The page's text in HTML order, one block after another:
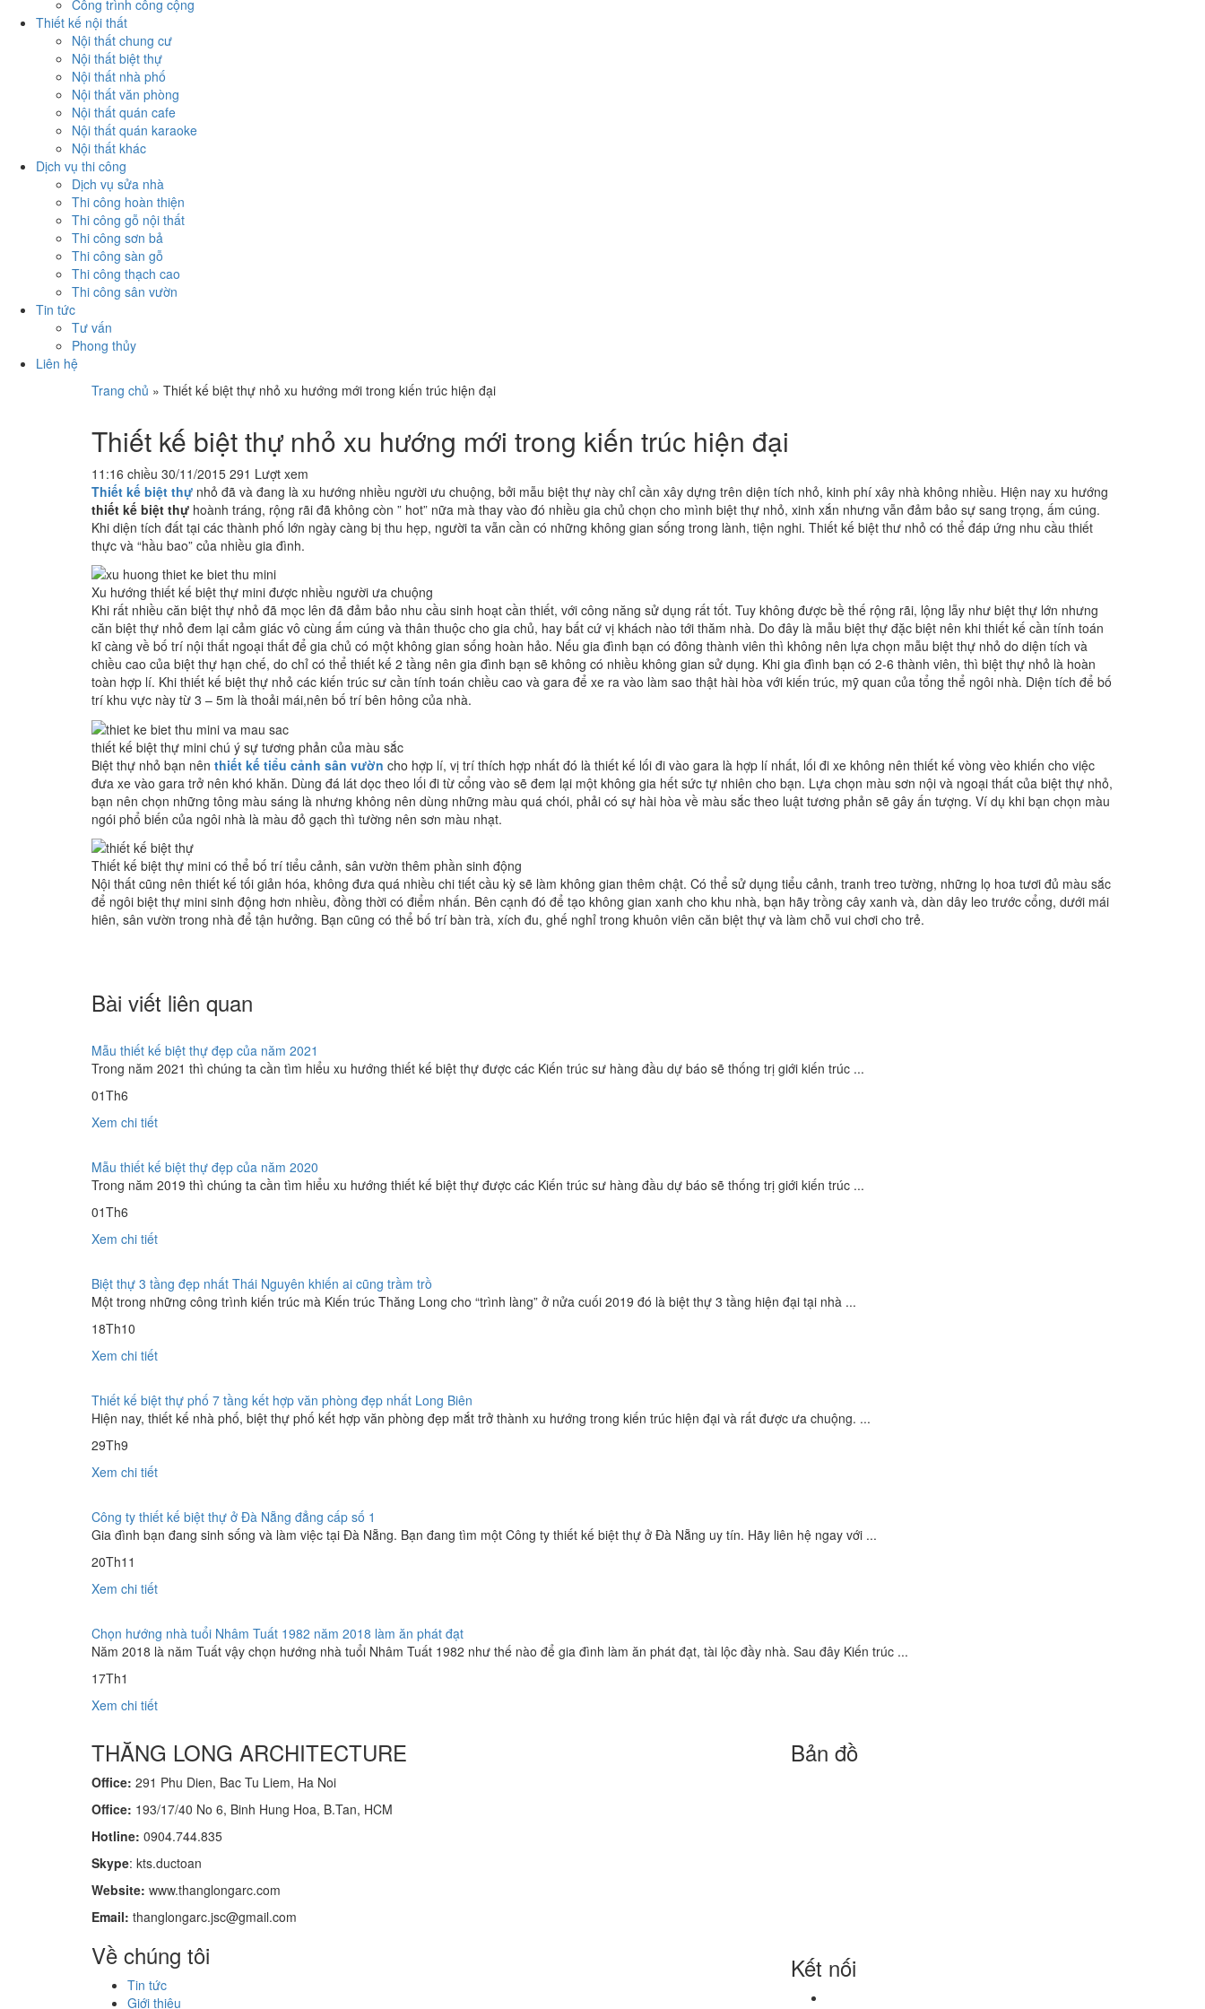
Công trình công cộng
Thiết kế nội thất
Nội thất chung cư
Nội thất biệt thự
Nội thất nhà phố
Nội thất văn phòng
Nội thất quán cafe
Nội thất quán karaoke
Nội thất khác
Dịch vụ thi công
Dịch vụ sửa nhà
Thi công hoàn thiện
Thi công gỗ nội thất
Thi công sơn bả
Thi công sàn gỗ
Thi công thạch cao
Thi công sân vườn
Tin tức
Tư vấn
Phong thủy
Liên hệ
Trang chủ » Thiết kế biệt thự nhỏ xu hướng mới trong kiến trúc hiện đại
Thiết kế biệt thự nhỏ xu hướng mới trong kiến trúc hiện đại
11:16 chiều 30/11/2015 291 Lượt xem
Thiết kế biệt thự nhỏ đã và đang là xu hướng nhiều người ưu chuộng, bởi mẫu biệt thự này chỉ cần xây dựng trên diện tích nhỏ, kinh phí xây nhà không nhiều. Hiện nay xu hướng
thiết kế biệt thự hoành tráng, rộng rãi đã không còn ” hot” nữa mà thay vào đó nhiều gia chủ chọn cho mình biệt thự nhỏ, xinh xắn nhưng vẫn đảm bảo sự sang trọng, ấm cúng.
Khi diện tích đất tại các thành phố lớn ngày càng bị thu hẹp, người ta vẫn cần có những không gian sống trong lành, tiện nghi. Thiết kế biệt thư nhỏ có thể đáp ứng nhu cầu thiết
thực và “hầu bao” của nhiều gia đình.
Xu hướng thiết kế biệt thự mini được nhiều người ưa chuộng
Khi rất nhiều căn biệt thự nhỏ đã mọc lên đã đảm bảo nhu cầu sinh hoạt cần thiết, với công năng sử dụng rất tốt. Tuy không được bề thế rộng rãi, lộng lẫy như biệt thự lớn nhưng
căn biệt thự nhỏ đem lại cảm giác vô cùng ấm cúng và thân thuộc cho gia chủ, hay bất cứ vị khách nào tới thăm nhà. Do đây là mẫu biệt thự đặc biệt nên khi thiết kế cần tính toán
kĩ càng về bố trí nội thất ngoại thất để gia chủ có một không gian sống hoàn hảo. Nếu gia đình bạn có đông thành viên thì không nên lựa chọn mẫu biệt thự nhỏ do diện tích và
chiều cao của biệt thự hạn chế, do chỉ có thể thiết kế 2 tầng nên gia đình bạn sẽ không có nhiều không gian sử dụng. Khi gia đình bạn có 2-6 thành viên, thì biệt thự nhỏ là hoàn
toàn hợp lí. Khi thiết kế biệt thự nhỏ các kiến trúc sư cần tính toán chiều cao và gara để xe ra vào làm sao thật hài hòa với kiến trúc, mỹ quan của tổng thể ngôi nhà. Diện tích để bố
trí khu vực này từ 3 – 5m là thoải mái,nên bố trí bên hông của nhà.
thiết kế biệt thự mini chú ý sự tương phản của màu sắc
Biệt thự nhỏ bạn nên thiết kế tiểu cảnh sân vườn cho hợp lí, vị trí thích hợp nhất đó là thiết kế lối đi vào gara là hợp lí nhất, lối đi xe không nên thiết kế vòng vèo khiến cho việc
đưa xe vào gara trở nên khó khăn. Dùng đá lát dọc theo lối đi từ cổng vào sẽ đem lại một không gia hết sức tự nhiên cho bạn. Lựa chọn màu sơn nội và ngoại thất của biệt thự nhỏ,
bạn nên chọn những tông màu sáng là nhưng không nên dùng những màu quá chói, phải có sự hài hòa về màu sắc theo luật tương phản sẽ gây ấn tượng. Ví dụ khi bạn chọn màu
ngói phổ biến của ngôi nhà là màu đỏ gạch thì tường nên sơn màu nhạt.
Thiết kế biệt thự mini có thể bố trí tiểu cảnh, sân vườn thêm phần sinh động
Nội thất cũng nên thiết kế tối giản hóa, không đưa quá nhiều chi tiết cầu kỳ sẽ làm không gian thêm chật. Có thể sử dụng tiểu cảnh, tranh treo tường, những lọ hoa tươi đủ màu sắc
để ngôi biệt thự mini sinh động hơn nhiều, đồng thời có điểm nhấn. Bên cạnh đó để tạo không gian xanh cho khu nhà, bạn hãy trồng cây xanh và, dàn dây leo trước cổng, dưới mái
hiên, sân vườn trong nhà để tận hưởng. Bạn cũng có thể bố trí bàn trà, xích đu, ghế nghỉ trong khuôn viên căn biệt thự và làm chỗ vui chơi cho trẻ.
Bài viết liên quan
Mẫu thiết kế biệt thự đẹp của năm 2021
Trong năm 2021 thì chúng ta cần tìm hiểu xu hướng thiết kế biệt thự được các Kiến trúc sư hàng đầu dự báo sẽ thống trị giới kiến trúc ...
01Th6
Xem chi tiết
Mẫu thiết kế biệt thự đẹp của năm 2020
Trong năm 2019 thì chúng ta cần tìm hiểu xu hướng thiết kế biệt thự được các Kiến trúc sư hàng đầu dự báo sẽ thống trị giới kiến trúc ...
01Th6
Xem chi tiết
Biệt thự 3 tầng đẹp nhất Thái Nguyên khiến ai cũng trầm trồ
Một trong những công trình kiến trúc mà Kiến trúc Thăng Long cho “trình làng” ở nửa cuối 2019 đó là biệt thự 3 tầng hiện đại tại nhà ...
18Th10
Xem chi tiết
Thiết kế biệt thự phố 7 tầng kết hợp văn phòng đẹp nhất Long Biên
Hiện nay, thiết kế nhà phố, biệt thự phố kết hợp văn phòng đẹp mắt trở thành xu hướng trong kiến trúc hiện đại và rất được ưa chuộng. ...
29Th9
Xem chi tiết
Công ty thiết kế biệt thự ở Đà Nẵng đẳng cấp số 1
Gia đình bạn đang sinh sống và làm việc tại Đà Nẵng. Bạn đang tìm một Công ty thiết kế biệt thự ở Đà Nẵng uy tín. Hãy liên hệ ngay với ...
20Th11
Xem chi tiết
Chọn hướng nhà tuổi Nhâm Tuất 1982 năm 2018 làm ăn phát đạt
Năm 2018 là năm Tuất vậy chọn hướng nhà tuổi Nhâm Tuất 1982 như thế nào để gia đình làm ăn phát đạt, tài lộc đầy nhà. Sau đây Kiến trúc ...
17Th1
Xem chi tiết
THĂNG LONG ARCHITECTURE
Office: 291 Phu Dien, Bac Tu Liem, Ha Noi
Office: 193/17/40 No 6, Binh Hung Hoa, B.Tan, HCM
Hotline: 0904.744.835
Skype: kts.ductoan
Website: www.thanglongarc.com
Email: thanglongarc.jsc@gmail.com
Về chúng tôi
Tin tức
Giới thiệu
Bản đồ
Kết nối